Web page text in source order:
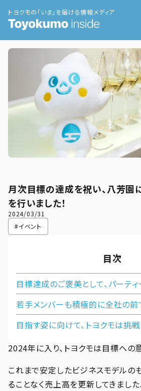
トヨクモの「いま」を届ける情報メディア
月次目標の達成を祝い、八芳園
を行いました！
2024/03/31
#イベント
目次
目標達成のご褒美として、パーテ
若手メンバーも積極的に全社の前
目指す姿に向けて、トヨクモは挑
2024年に入り、トヨクモは目標への
これまで安定したビジネスモデルの
ることなく売上高を更新してきまし